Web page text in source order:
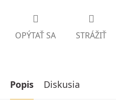
OPÝTAŤ SA STRÁŽIŤ
Popis Diskusia